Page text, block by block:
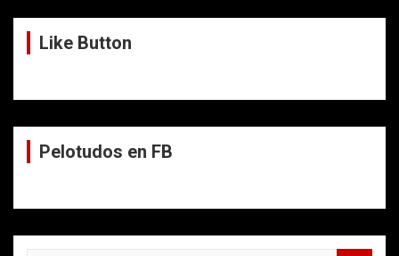
Like Button
Pelotudos en FB